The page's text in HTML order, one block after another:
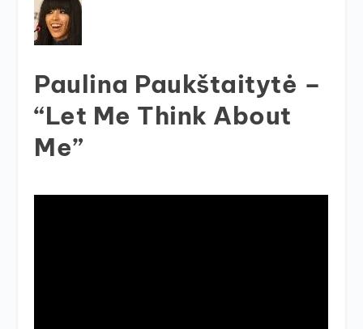
Paulina Paukštaitytė –
“Let Me Think About
Me”